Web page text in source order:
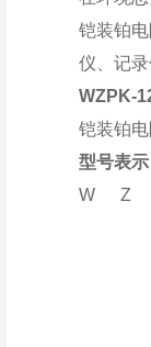
铠装铂
仪、记
WZPK-
铠装铂
型号表
W
Z